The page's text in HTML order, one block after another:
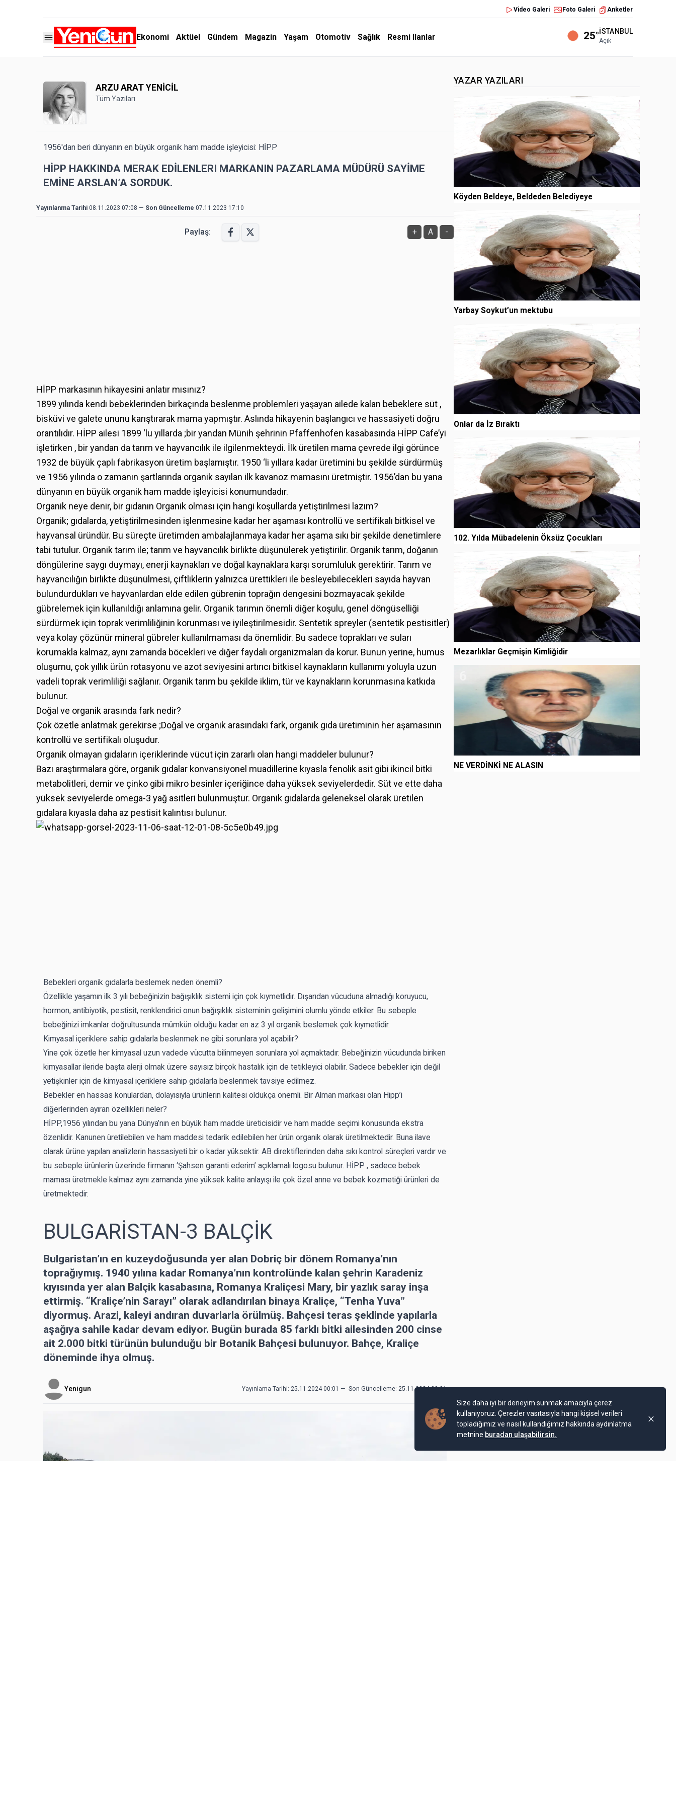
Video Galeri Foto Galeri Anketler
Ekonomi Aktüel Gündem Magazin Yaşam Otomotiv Sağlık Resmi Ilanlar 25°İSTANBUL
Açık
ARZU ARAT YENİCİL
Tüm Yazıları
1956'dan beri dünyanın en büyük organik ham madde işleyicisi: HİPP
HİPP HAKKINDA MERAK EDİLENLERI MARKANIN PAZARLAMA MÜDÜRÜ SAYİME
EMİNE ARSLAN’A SORDUK.
Yayınlanma Tarihi 08.11.2023 07:08 — Son Güncelleme 07.11.2023 17:10
Paylaş: + A -
HİPP markasının hikayesini anlatır mısınız?
1899 yılında kendi bebeklerinden birkaçında beslenme problemleri yaşayan ailede kalan bebeklere süt ,
bisküvi ve galete ununu karıştırarak mama yapmıştır. Aslında hikayenin başlangıcı ve hassasiyeti doğru
orantılıdır. HİPP ailesi 1899 ‘lu yıllarda ;bir yandan Münih şehrinin Pfaffenhofen kasabasında HİPP Cafe’yi
işletirken , bir yandan da tarım ve hayvancılık ile ilgilenmekteydi. İlk üretilen mama çevrede ilgi görünce
1932 de büyük çaplı fabrikasyon üretim başlamıştır. 1950 ‘li yıllara kadar üretimini bu şekilde sürdürmüş
ve 1956 yılında o zamanın şartlarında organik sayılan ilk kavanoz mamasını üretmiştir. 1956’dan bu yana
dünyanın en büyük organik ham madde işleyicisi konumundadır.
Organik neye denir, bir gıdanın Organik olması için hangi koşullarda yetiştirilmesi lazım?
Organik; gıdalarda, yetiştirilmesinden işlenmesine kadar her aşaması kontrollü ve sertifikalı bitkisel ve
hayvansal üründür. Bu süreçte üretimden ambalajlanmaya kadar her aşama sıkı bir şekilde denetimlere
tabi tutulur. Organik tarım ile; tarım ve hayvancılık birlikte düşünülerek yetiştirilir. Organik tarım, doğanın
döngülerine saygı duymayı, enerji kaynakları ve doğal kaynaklara karşı sorumluluk gerektirir. Tarım ve
hayvancılığın birlikte düşünülmesi, çiftliklerin yalnızca ürettikleri ile besleyebilecekleri sayıda hayvan
bulundurdukları ve hayvanlardan elde edilen gübrenin toprağın dengesini bozmayacak şekilde
gübrelemek için kullanıldığı anlamına gelir. Organik tarımın önemli diğer koşulu, genel döngüselliği
sürdürmek için toprak verimliliğinin korunması ve iyileştirilmesidir. Sentetik spreyler (sentetik pestisitler)
veya kolay çözünür mineral gübreler kullanılmaması da önemlidir. Bu sadece toprakları ve suları
korumakla kalmaz, aynı zamanda böcekleri ve diğer faydalı organizmaları da korur. Bunun yerine, humus
oluşumu, çok yıllık ürün rotasyonu ve azot seviyesini artırıcı bitkisel kaynakların kullanımı yoluyla uzun
vadeli toprak verimliliği sağlanır. Organik tarım bu şekilde iklim, tür ve kaynakların korunmasına katkıda
bulunur.
Doğal ve organik arasında fark nedir?
Çok özetle anlatmak gerekirse ;Doğal ve organik arasındaki fark, organik gıda üretiminin her aşamasının
kontrollü ve sertifikalı oluşudur.
Organik olmayan gıdaların içeriklerinde vücut için zararlı olan hangi maddeler bulunur?
Bazı araştırmalara göre, organik gıdalar konvansiyonel muadillerine kıyasla fenolik asit gibi ikincil bitki
metabolitleri, demir ve çinko gibi mikro besinler içeriğince daha yüksek seviyelerdedir. Süt ve ette daha
yüksek seviyelerde omega-3 yağ asitleri bulunmuştur. Organik gıdalarda geleneksel olarak üretilen
gıdalara kıyasla daha az pestisit kalıntısı bulunur.
Bebekleri organik gıdalarla beslemek neden önemli?
Özellikle yaşamın ilk 3 yılı bebeğinizin bağışıklık sistemi için çok kıymetlidir. Dışarıdan vücuduna almadığı koruyucu,
hormon, antibiyotik, pestisit, renklendirici onun bağışıklık sisteminin gelişimini olumlu yönde etkiler. Bu sebeple
bebeğinizi imkanlar doğrultusunda mümkün olduğu kadar en az 3 yıl organik beslemek çok kıymetlidir.
Kimyasal içeriklere sahip gıdalarla beslenmek ne gibi sorunlara yol açabilir?
Yine çok özetle her kimyasal uzun vadede vücutta bilinmeyen sorunlara yol açmaktadır. Bebeğinizin vücudunda biriken
kimyasallar ileride başta alerji olmak üzere sayısız birçok hastalık için de tetikleyici olabilir. Sadece bebekler için değil
yetişkinler için de kimyasal içeriklere sahip gıdalarla beslenmek tavsiye edilmez.
Bebekler en hassas konulardan, dolayısıyla ürünlerin kalitesi oldukça önemli. Bir Alman markası olan Hipp’i
diğerlerinden ayıran özellikleri neler?
HİPP,1956 yılından bu yana Dünya’nın en büyük ham madde üreticisidir ve ham madde seçimi konusunda ekstra
özenlidir. Kanunen üretilebilen ve ham maddesi tedarik edilebilen her ürün organik olarak üretilmektedir. Buna ilave
olarak ürüne yapılan analizlerin hassasiyeti bir o kadar yüksektir. AB direktiflerinden daha sıkı kontrol süreçleri vardır ve
bu sebeple ürünlerin üzerinde firmanın ‘Şahsen garanti ederim’ açıklamalı logosu bulunur. HİPP , sadece bebek
maması üretmekle kalmaz aynı zamanda yine yüksek kalite anlayışı ile çok özel anne ve bebek kozmetiği ürünleri de
üretmektedir.
BULGARİSTAN-3 BALÇİK
Bulgaristan’ın en kuzeydoğusunda yer alan Dobriç bir dönem Romanya’nın
toprağıymış. 1940 yılına kadar Romanya’nın kontrolünde kalan şehrin Karadeniz
kıyısında yer alan Balçik kasabasına, Romanya Kraliçesi Mary, bir yazlık saray inşa
ettirmiş. “Kraliçe’nin Sarayı” olarak adlandırılan binaya Kraliçe, “Tenha Yuva”
diyormuş. Arazi, kaleyi andıran duvarlarla örülmüş. Bahçesi teras şeklinde yapılarla
aşağıya sahile kadar devam ediyor. Bugün burada 85 farklı bitki ailesinden 200 cinse
ait 2.000 bitki türünün bulunduğu bir Botanik Bahçesi bulunuyor. Bahçe, Kraliçe
döneminde ihya olmuş.
Yenigun Yayınlama Tarihi: 25.11.2024 00:01 — Son Güncelleme: 25.11.2024 00:01
YAZAR YAZILARI
Köyden Beldeye, Beldeden Belediyeye
Yarbay Soykut’un mektubu
Onlar da İz Bıraktı
102. Yılda Mübadelenin Öksüz Çocukları
Mezarlıklar Geçmişin Kimliğidir
NE VERDİNKİ NE ALASIN
Size daha iyi bir deneyim sunmak amacıyla çerez
kullanıyoruz. Çerezler vasıtasıyla hangi kişisel verileri
topladığımız ve nasıl kullandığımız hakkında aydınlatma
metnine buradan ulaşabilirsin.